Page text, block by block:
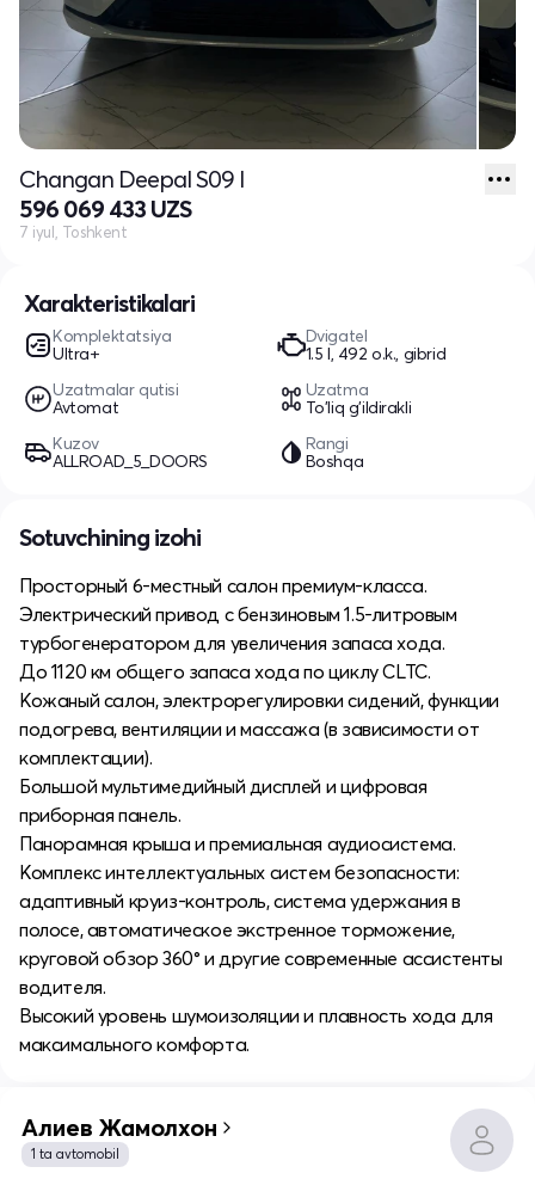
Xarakteristikalari
Komplektatsiya
Ultra+
Dvigatel
1.5 l, 492 o.k., gibrid
Uzatmalar qutisi
Avtomat
Uzatma
To'liq g'ildirakli
Kuzov
ALLROAD_5_DOORS
Rangi
Boshqa
Changan Deepal S09 I
596 069 433 UZS
7 iyul, Toshkent
Sotuvchining izohi
Просторный 6-местный салон премиум-класса.
Электрический привод с бензиновым 1.5-литровым
турбогенератором для увеличения запаса хода.
До 1120 км общего запаса хода по циклу CLTC.
Кожаный салон, электрорегулировки сидений, функции
подогрева, вентиляции и массажа (в зависимости от
комплектации).
Большой мультимедийный дисплей и цифровая
приборная панель.
Панорамная крыша и премиальная аудиосистема.
Комплекс интеллектуальных систем безопасности:
адаптивный круиз-контроль, система удержания в
полосе, автоматическое экстренное торможение,
круговой обзор 360° и другие современные ассистенты
водителя.
Высокий уровень шумоизоляции и плавность хода для
максимального комфорта.
Алиев Жамолхон
1 ta avtomobil